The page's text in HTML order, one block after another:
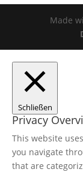
Made
Schließen
Privacy
This website
you navigate
that are